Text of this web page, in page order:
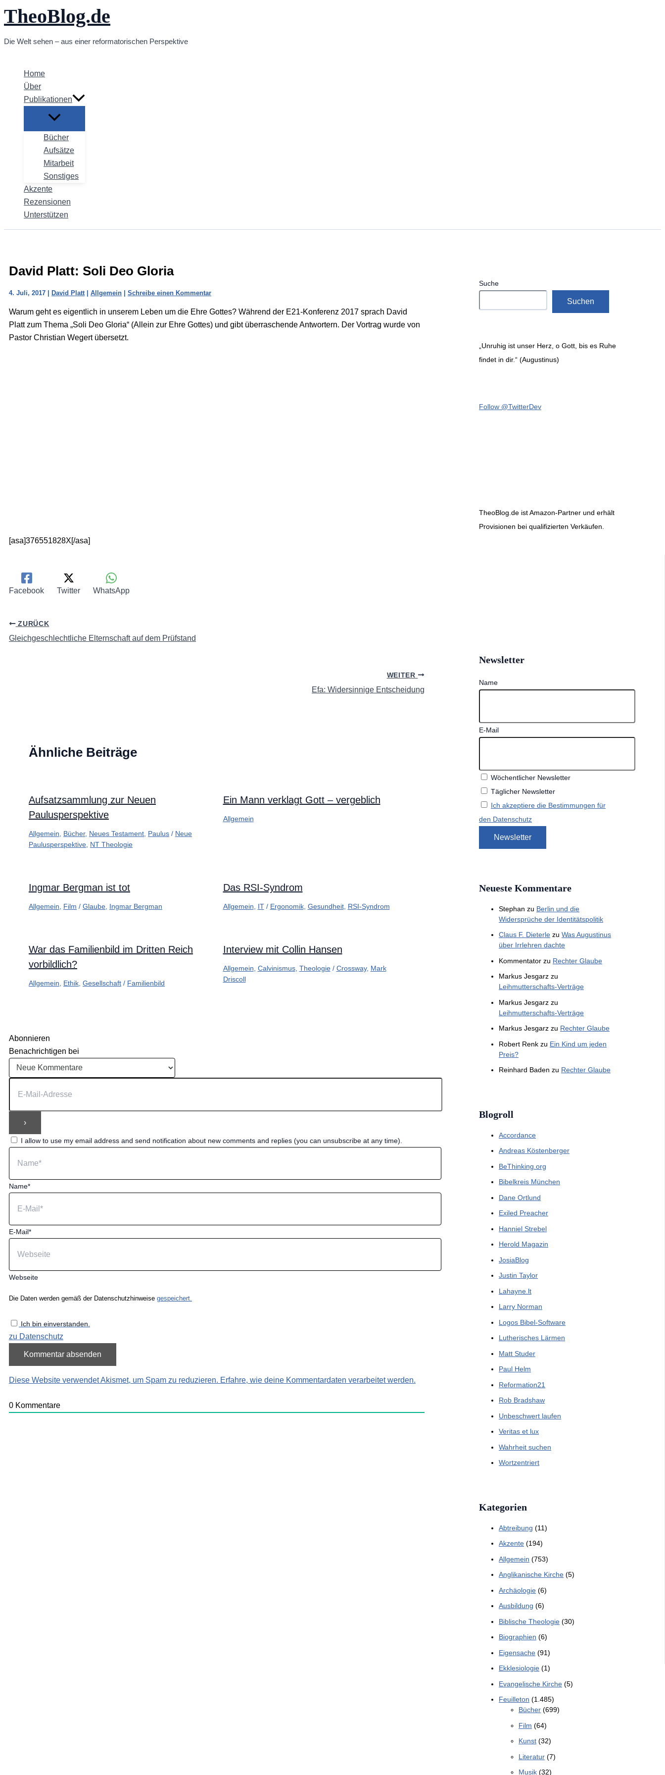
Zum
Inhalt
TheoBlog.de
Die Welt sehen – aus einer reformatorischen Perspektive
Home
Über
Publikationen
Bücher
Aufsätze
Mitarbeit
Sonstiges
Akzente
Rezensionen
Unterstützen
David Platt: Soli Deo Gloria
4. Juli, 2017 | David Platt | Allgemein | Schreibe einen Kommentar
Warum geht es eigentlich in unserem Leben um die Ehre Gottes? Während der E21-Konferenz 2017 sprach David
Platt zum Thema „Soli Deo Gloria“ (Allein zur Ehre Gottes) und gibt überraschende Antwortern. Der Vortrag wurde von
Pastor Christian Wegert übersetzt.
[asa]376551828X[/asa]
Facebook Twitter WhatsApp
ZURÜCK
Gleichgeschlechtliche Elternschaft auf dem Prüfstand
WEITER
Efa: Widersinnige Entscheidung
Ähnliche Beiträge
Aufsatzsammlung zur Neuen
Paulusperspektive
Allgemein Bücher, Neues Testament Paulus / Neue
Paulusperspektive NT Theologie
Ein Mann verklagt Gott – vergeblich
Allgemein
Ingmar Bergman ist tot
Allgemein Film / Glaube Ingmar Bergman
Das RSI-Syndrom
Allgemein IT/ Ergonomik, Gesundheit, RSI-Syndrom
War das Familienbild im Dritten Reich
vorbildlich?
Allgemein Ethik Gesellschaft / Familienbild
Interview mit Collin Hansen
Allgemein Calvinismus, Theologie/ Crossway, Mark
Driscoll
Abonnieren
Benachrichtigen bei
I allow to use my email address and send notification about new comments and replies (you can unsubscribe at any time).
Name*
E-Mail*
Webseite
Die Daten werden gemäß der Datenschutzhinweise gespeichert.
Ich bin einverstanden.
zu Datenschutz
Diese Website verwendet Akismet, um Spam zu reduzieren. Erfahre, wie deine Kommentardaten verarbeitet werden.
0 Kommentare
Suche
Suchen
„Unruhig ist unser Herz, o Gott, bis es Ruhe
findet in dir.“ (Augustinus)
Follow @TwitterDev
TheoBlog.de ist Amazon-Partner und erhält
Provisionen bei qualifizierten Verkäufen.
Newsletter
Name
E-Mail
Wöchentlicher Newsletter
Täglicher Newsletter
Ich akzeptiere die Bestimmungen für
den Datenschutz
Neueste Kommentare
Stephan zu Berlin und die
Widersprüche der Identitätspolitik
Claus F. Dieterle zu Was Augustinus
über Irrlehren dachte
Kommentator zu Rechter Glaube
Markus Jesgarz zu
Leihmutterschafts-Verträge
Markus Jesgarz zu
Leihmutterschafts-Verträge
Markus Jesgarz zu Rechter Glaube
Robert Renk zu Ein Kind um jeden
Preis?
Reinhard Baden zu Rechter Glaube
Blogroll
Accordance
Andreas Köstenberger
BeThinking.org
Bibelkreis München
Dane Ortlund
Exiled Preacher
Hanniel Strebel
Herold Magazin
JosiaBlog
Justin Taylor
Lahayne.lt
Larry Norman
Logos Bibel-Software
Lutherisches Lärmen
Matt Studer
Paul Helm
Reformation21
Rob Bradshaw
Unbeschwert laufen
Veritas et lux
Wahrheit suchen
Wortzentriert
Kategorien
Abtreibung (11)
Akzente (194)
Allgemein (753)
Anglikanische Kirche (5)
Archäologie (6)
Ausbildung (6)
Biblische Theologie (30)
Biographien (6)
Eigensache (91)
Ekklesiologie (1)
Evangelische Kirche (5)
Feuilleton (1.485)
Bücher (699)
Film (64)
Kunst (32)
Literatur (7)
Musik (32)